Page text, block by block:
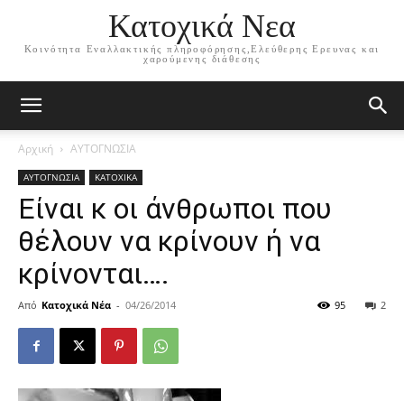
Κατοχικά Νεα
Κοινότητα Εναλλακτικής πληροφόρησης,Ελεύθερης Ερευνας και
χαρούμενης διάθεσης
Αρχική ΑΥΤΟΓΝΩΣΙΑ
ΑΥΤΟΓΝΩΣΙΑ ΚΑΤΟΧΙΚΑ
Είναι κ οι άνθρωποι που
θέλουν να κρίνουν ή να
κρίνονται….
Από Κατοχικά Νέα - 04/26/2014 2
95